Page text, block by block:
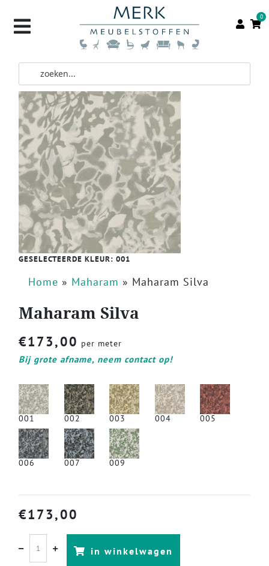
0
GESELECTEERDE KLEUR: 001
Home » Maharam » Maharam Silva
Maharam Silva
€173,00 per meter
Bij grote afname, neem contact op!
001 002 003 004 005
006 007 009
€173,00
in winkelwagen